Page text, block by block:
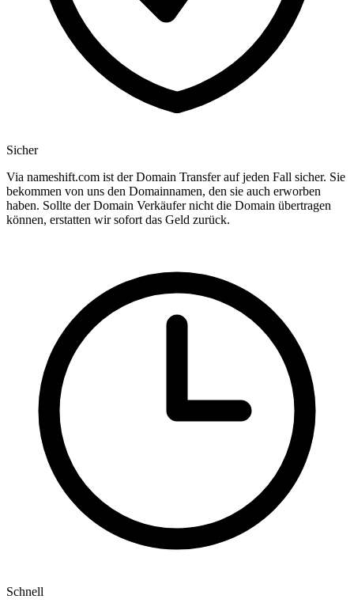
Sicher
Via nameshift.com ist der Domain Transfer auf jeden Fall sicher. Sie
bekommen von uns den Domainnamen, den sie auch erworben
haben. Sollte der Domain Verkäufer nicht die Domain übertragen
können, erstatten wir sofort das Geld zurück.
Schnell